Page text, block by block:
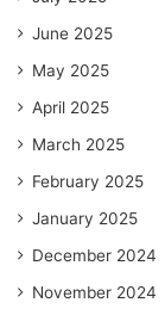
June 2025
May 2025
April 2025
March 2025
February 2025
January 2025
December 2024
November 2024